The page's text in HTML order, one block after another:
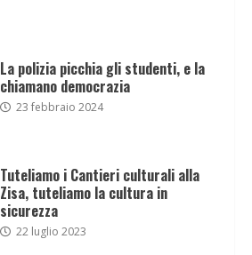
La polizia picchia gli studenti, e la
chiamano democrazia
23 febbraio 2024
Tuteliamo i Cantieri culturali alla
Zisa, tuteliamo la cultura in
sicurezza
22 luglio 2023